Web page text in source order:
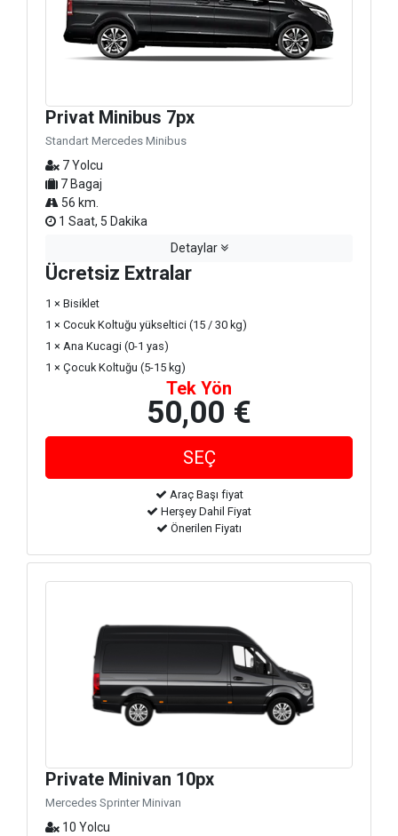
Privat Minibus 7px
Standart Mercedes Minibus
7 Yolcu
7 Bagaj
56 km.
1 Saat, 5 Dakika
Detaylar
Ücretsiz Extralar
1 × Bisiklet
1 × Cocuk Koltuğu yükseltici (15 / 30 kg)
1 × Ana Kucagi (0-1 yas)
1 × Çocuk Koltuğu (5-15 kg)
Tek Yön
50,00 €
Araç Başı fiyat
Herşey Dahil Fiyat
Önerilen Fiyatı
Private Minivan 10px
Mercedes Sprinter Minivan
10 Yolcu